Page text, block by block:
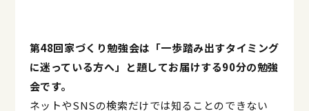
第48回家づくり勉強会は「一歩踏み出すタイミング
に迷っている方へ」と題してお届けする90分の勉強
会です。
ネットやSNSの検索だけでは知ることのできない